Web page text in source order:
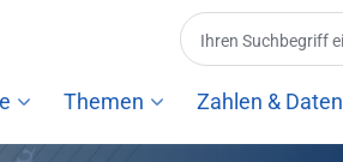
Themen Zahlen & Daten